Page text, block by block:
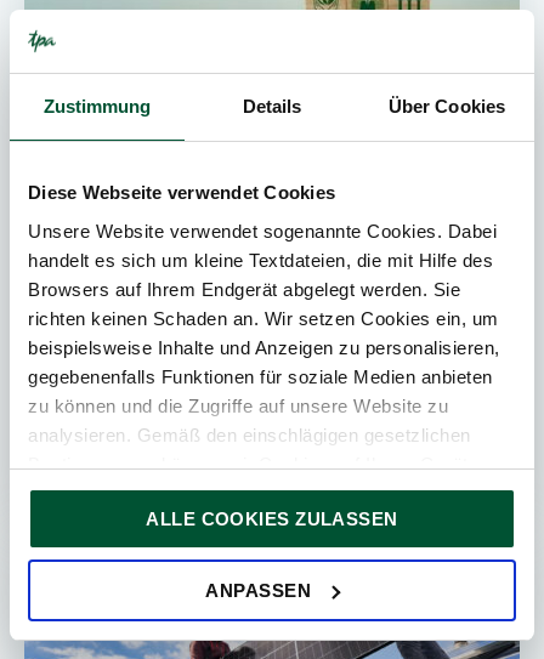
Zustimmung Details Über Cookies
Diese Webseite verwendet Cookies
Unsere Website verwendet sogenannte Cookies. Dabei
handelt es sich um kleine Textdateien, die mit Hilfe des
Browsers auf Ihrem Endgerät abgelegt werden. Sie
richten keinen Schaden an. Wir setzen Cookies ein, um
beispielsweise Inhalte und Anzeigen zu personalisieren,
gegebenenfalls Funktionen für soziale Medien anbieten
zu können und die Zugriffe auf unsere Website zu
analysieren. Gemäß den einschlägigen gesetzlichen
Bestimmungen können wir Cookies auf Ihrem Gerät
speichern, wenn diese für den Betrieb unserer Website
unbedingt notwendig sind. Für alle anderen Cookie-Typen
ersuchen wir um Ihre Einwilligung.
Sie können Ihre Einwilligung jederzeit in der
ALLE COOKIES ZULASSEN
ANPASSEN
EmpCo-Richtlinie: Neue Regeln gegen
Greenwashing ab September 2026
Ab 27. September 2026 gelten in Österreich
neue Vorgaben für Umwelt- und
Nachhaltigkeitsaussagen. Die EmpCo-Richtlinie
verschärft insbesondere die Anforderun...
STEUERBERATUNG